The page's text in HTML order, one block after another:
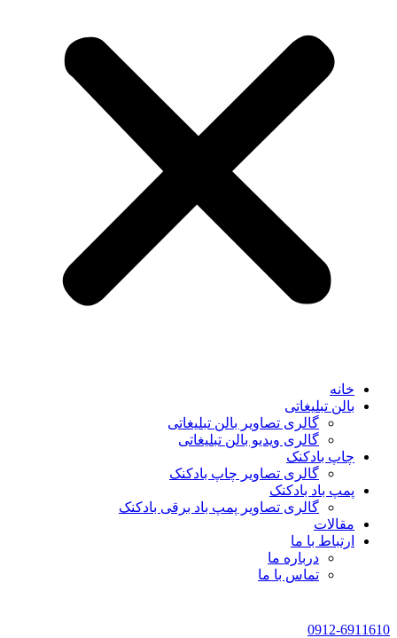
خانه
بالن تبلیغاتی
گالری تصاویر بالن تبلیغاتی
گالری ویدیو بالن تبلیغاتی
چاپ بادکنک
گالری تصاویر چاپ بادکنک
پمپ باد بادکنک
گالری تصاویر پمپ باد برقی بادکنک
مقالات
ارتباط با ما
درباره ما
تماس با ما
0912-6911610